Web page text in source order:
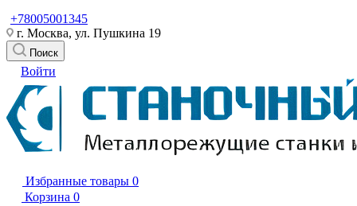
+78005001345
г. Москва, ул. Пушкина 19
Поиск
Войти
Избранные товары 0
Корзина 0